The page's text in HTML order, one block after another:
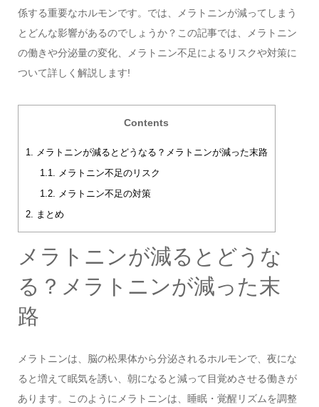
係する重要なホルモンです。では、メラトニンが減ってしまう
とどんな影響があるのでしょうか？この記事では、メラトニン
の働きや分泌量の変化、メラトニン不足によるリスクや対策に
ついて詳しく解説します!
Contents
1.
メラトニンが減るとどうなる？メラトニンが減った末路
1.1.
メラトニン不足のリスク
1.2.
メラトニン不足の対策
2.
まとめ
メラトニンが減るとどうな
る？メラトニンが減った末
路
メラトニンは、脳の松果体から分泌されるホルモンで、夜にな
ると増えて眠気を誘い、朝になると減って目覚めさせる働きが
あります。このようにメラトニンは、睡眠・覚醒リズムを調整